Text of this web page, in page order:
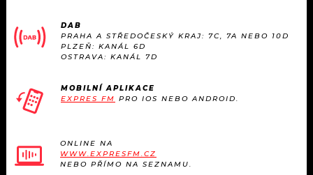
DAB
PRAHA A STŘEDOČESKÝ KRAJ: 7C, 7A NEBO 10D
PLZEŇ: KANÁL 6D
OSTRAVA: KANÁL 7D
MOBILNÍ APLIKACE
EXPRES FM PRO IOS NEBO ANDROID.
ONLINE NA
WWW.EXPRESFM.CZ
NEBO PŘÍMO NA SEZNAMU.